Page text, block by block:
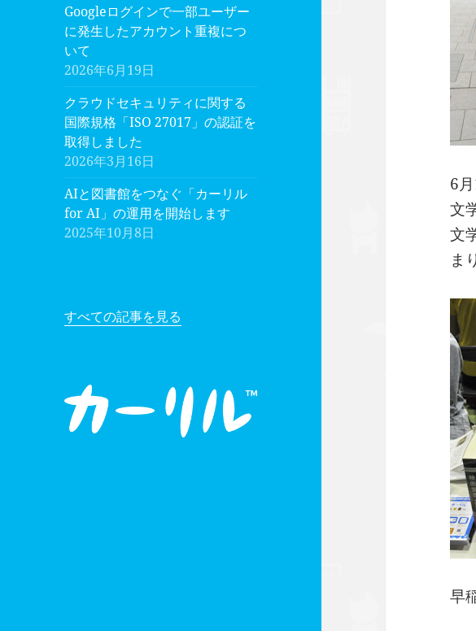
Googleログインで一部ユーザー
に発生したアカウント重複につ
いて
2026年6月19日
クラウドセキュリティに関する
国際規格「ISO 27017」の認証を
取得しました
2026年3月16日
AIと図書館をつなぐ「カーリル
for AI」の運用を開始します
2025年10月8日
すべての記事を見る
6
文
文
ま
早